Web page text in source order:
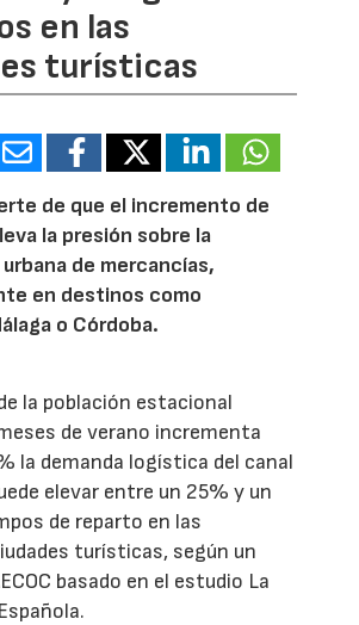
en las
turísticas
de que el incremento de
la presión sobre la
de mercancías,
en destinos como
o Córdoba.
la población estacional
de verano incrementa
la demanda logística del canal
elevar entre un 25% y un
de reparto en las
turísticas, según un
basado en el estudio La